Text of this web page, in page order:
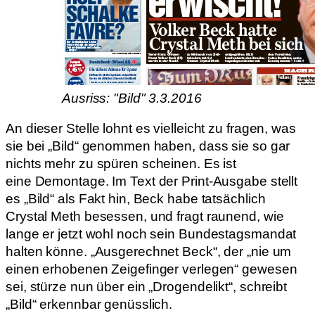
Ausriss: "Bild" 3.3.2016
An dieser Stelle lohnt es vielleicht zu fragen, was
sie bei „Bild“ genommen haben, dass sie so gar
nichts mehr zu spüren scheinen. Es ist
eine Demontage. Im Text der Print-Ausgabe stellt
es „Bild“ als Fakt hin, Beck habe tatsächlich
Crystal Meth besessen, und fragt raunend, wie
lange er jetzt wohl noch sein Bundestagsmandat
halten könne. „Ausgerechnet Beck“, der „nie um
einen erhobenen Zeigefinger verlegen“ gewesen
sei, stürze nun über ein „Drogendelikt“, schreibt
„Bild“ erkennbar genüsslich.